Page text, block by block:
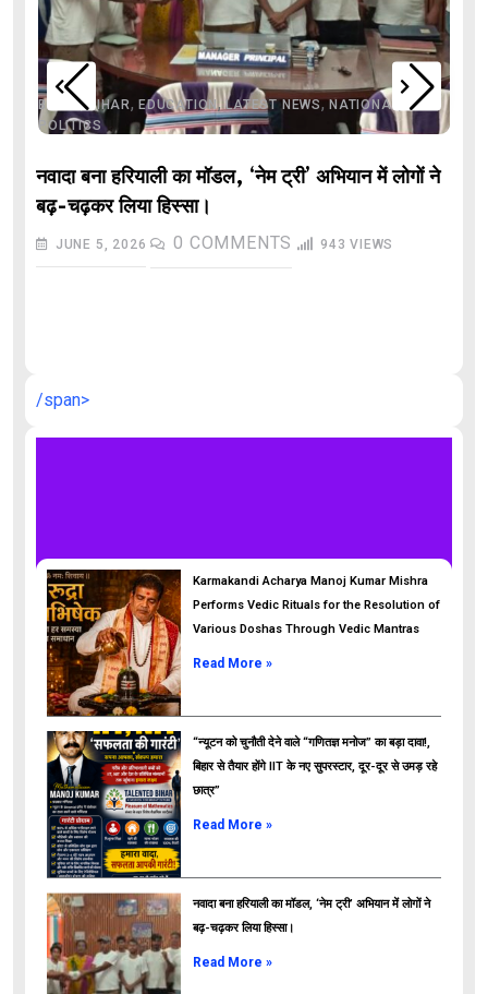
BIHAR,BIHAR, EDUCATION,LATEST NEWS,NATIONAL
POLITICS
नवादा बना हरियाली का मॉडल, ‘नेम ट्री’ अभियान में लोगों ने
बढ़-चढ़कर लिया हिस्सा।
JUNE 5, 2026 0 COMMENTS 943 VIEWS
/span>
ads
Karmakandi Acharya Manoj Kumar Mishra
Performs Vedic Rituals for the Resolution of
Various Doshas Through Vedic Mantras
Read More »
“न्यूटन को चुनौती देने वाले “गणितज्ञ मनोज” का बड़ा दावा!,
बिहार से तैयार होंगे IIT के नए सुपरस्टार, दूर-दूर से उमड़ रहे
छात्र”
Read More »
नवादा बना हरियाली का मॉडल, ‘नेम ट्री’ अभियान में लोगों ने
बढ़-चढ़कर लिया हिस्सा।
Read More »